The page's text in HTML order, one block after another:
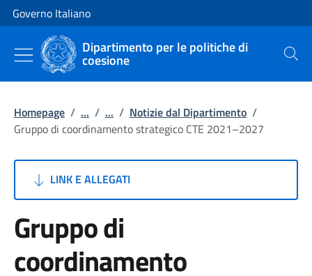
Vai al contenuto
Vai alla navigazione del sito
Governo Italiano
Dipartimento per le politiche di
coesione Cerca
Homepage / ... / ... / Notizie dal Dipartimento /
Gruppo di coordinamento strategico CTE 2021–2027
LINK E ALLEGATI
Gruppo di
coordinamento